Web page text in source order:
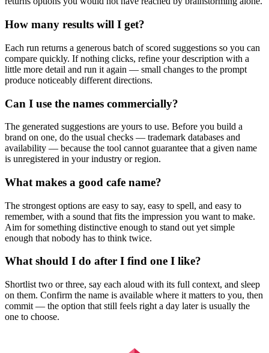
How many results will I get?
Each run returns a generous batch of scored suggestions so you can
compare quickly. If nothing clicks, refine your description with a
little more detail and run it again — small changes to the prompt
produce noticeably different directions.
Can I use the names commercially?
The generated suggestions are yours to use. Before you build a
brand on one, do the usual checks — trademark databases and
availability — because the tool cannot guarantee that a given name
is unregistered in your industry or region.
What makes a good cafe name?
The strongest options are easy to say, easy to spell, and easy to
remember, with a sound that fits the impression you want to make.
Aim for something distinctive enough to stand out yet simple
enough that nobody has to think twice.
What should I do after I find one I like?
Shortlist two or three, say each aloud with its full context, and sleep
on them. Confirm the name is available where it matters to you, then
commit — the option that still feels right a day later is usually the
one to choose.